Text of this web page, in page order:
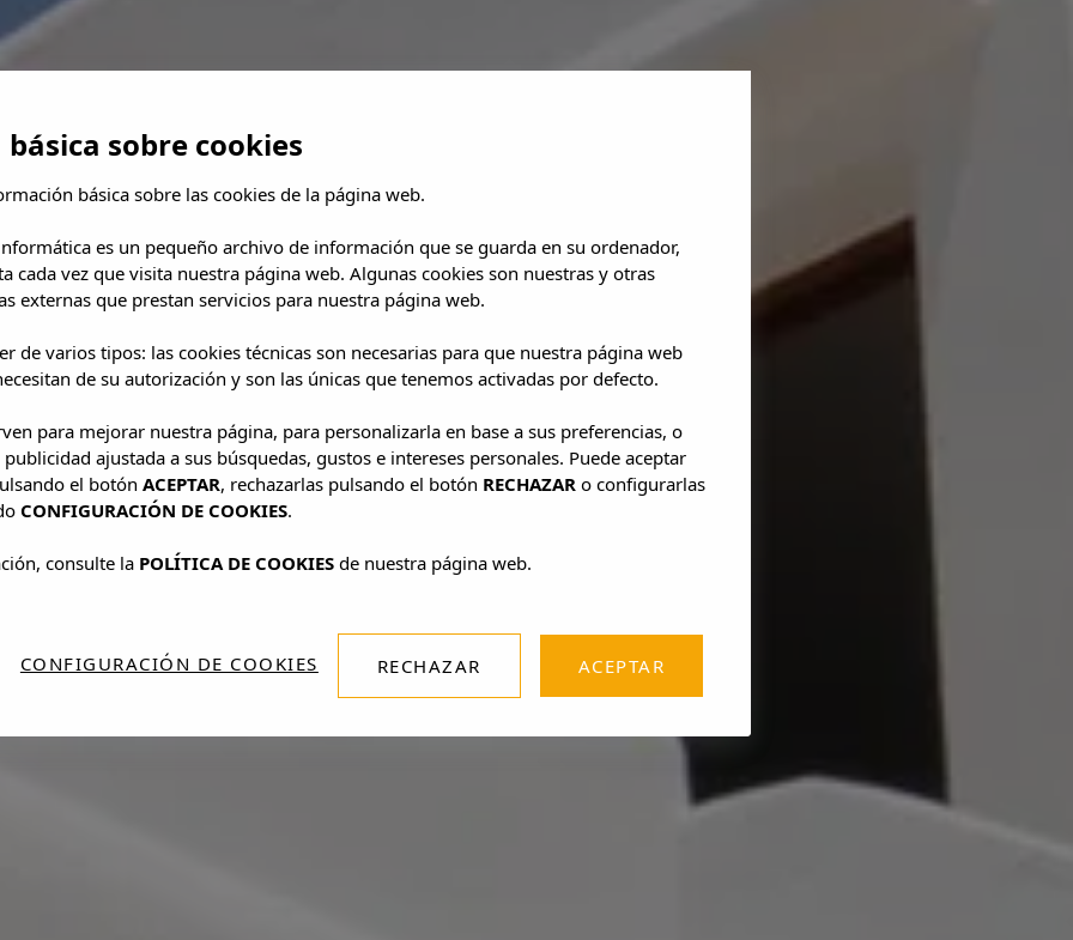
sobre cookies
básica sobre las cookies de la página web.
es un pequeño archivo de información que se guarda en su ordenador,
cada vez que visita nuestra página web. Algunas cookies son nuestras y otras
externas que prestan servicios para nuestra página web.
de varios tipos: las cookies técnicas son necesarias para que nuestra página web
de su autorización y son las únicas que tenemos activadas por defecto.
para mejorar nuestra página, para personalizarla en base a sus preferencias, o
ajustada a sus búsquedas, gustos e intereses personales. Puede aceptar
el botón ACEPTAR, rechazarlas pulsando el botón RECHAZARo configurarlas
CONFIGURACIÓN DE COOKIES.
consulte la POLÍTICA DE COOKIESde nuestra página web.
CONFIGURACIÓN DE COOKIES RECHAZAR ACEPTAR